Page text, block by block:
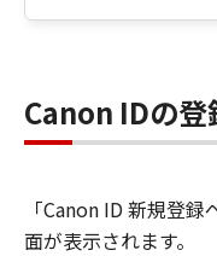
Canon IDの登
「Canon ID 新規登
面が表示されます。